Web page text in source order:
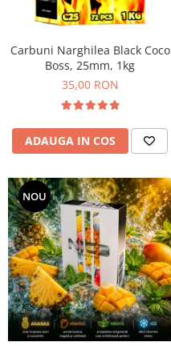
Carbuni Narghilea Black Coco
Boss, 25mm, 1kg
35,00 RON
ADAUGA IN COS
NOU